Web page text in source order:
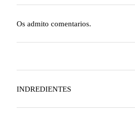
Os admito comentarios.
INDREDIENTES